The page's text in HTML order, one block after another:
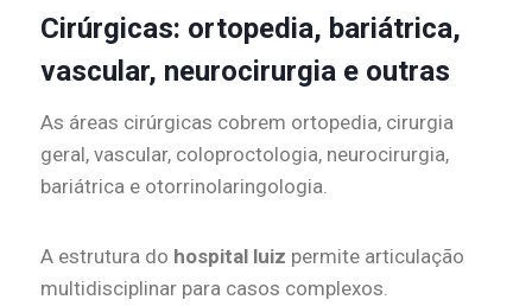
Cirúrgicas: ortopedia, bariátrica,
vascular, neurocirurgia e outras
As áreas cirúrgicas cobrem ortopedia, cirurgia
geral, vascular, coloproctologia, neurocirurgia,
bariátrica e otorrinolaringologia.
A estrutura do hospital luiz permite articulação
multidisciplinar para casos complexos.